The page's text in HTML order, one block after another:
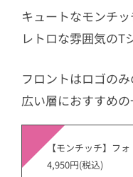
キュートなモンチ
レトロな雰囲気のT
フロントはロゴの
広い層におすすめの
【モンチッチ】フ
4,950円(税込)